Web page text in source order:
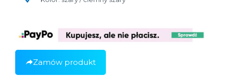
Zamów produkt